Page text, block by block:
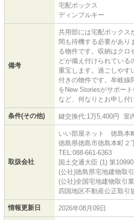
宅配ボックス
ディンプルキー
備考
共用部には宅配ボックス
間も待機する必要があり
る物件です。収納はクロ
どが備え付けられている
重宝します。過ごしやす
付きの物件です。牟岐線
をNew Storiesがサポー
など、何なりとお申し付
条件(その他) 鍵交換代:1万5,400円 室
取扱会社
いい部屋ネット 徳島本
徳島県徳島市徳島本町２
TEL:088-661-6363
国土交通大臣 (1) 第
(公社)徳島県宅地建物取
(公社)全国宅地建物取引
四国地区不動産公正取引
情報更新日 2026年08月09日